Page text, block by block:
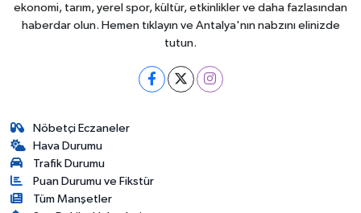
ekonomi, tarım, yerel spor, kültür, etkinlikler ve daha fazlasından
haberdar olun. Hemen tıklayın ve Antalya'nın nabzını elinizde
tutun.
Nöbetçi Eczaneler
Hava Durumu
Trafik Durumu
Puan Durumu ve Fikstür
Tüm Manşetler